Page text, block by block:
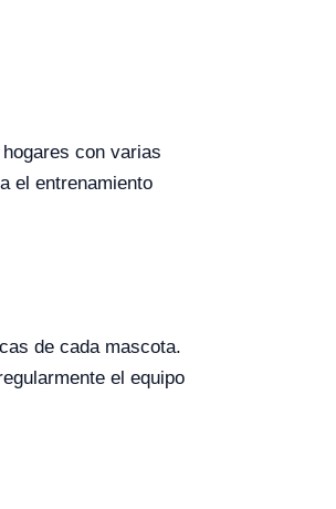
con varias
el entrenamiento
de cada mascota.
el equipo